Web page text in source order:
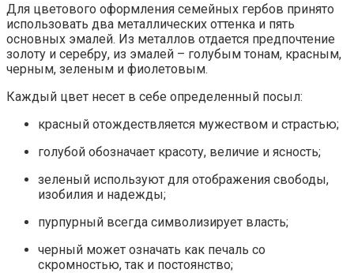
Для цветового оформления семейных гербов принято
использовать два металлических оттенка и пять
основных эмалей. Из металлов отдается предпочтение
золоту и серебру, из эмалей – голубым тонам, красным,
черным, зеленым и фиолетовым.
Каждый цвет несет в себе определенный посыл:
красный отождествляется мужеством и страстью;
голубой обозначает красоту, величие и ясность;
зеленый используют для отображения свободы,
изобилия и надежды;
пурпурный всегда символизирует власть;
черный может означать как печаль со
скромностью, так и постоянство;